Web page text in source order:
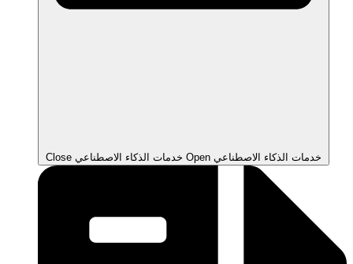
Close خدمات الذكاء الاصطناعي Open خدمات الذكاء الاصطناعي